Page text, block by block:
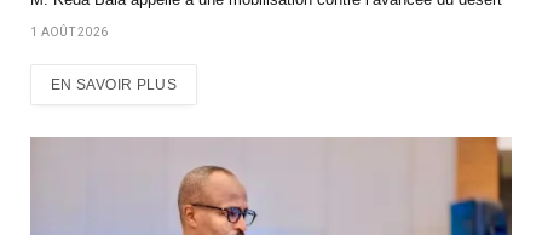
1 AOÛT 2026
EN SAVOIR PLUS